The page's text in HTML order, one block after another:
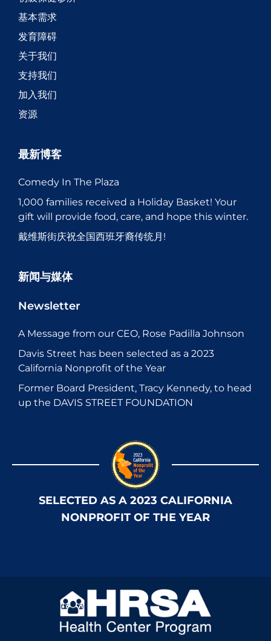
基本需求
发育障碍
关于我们
支持我们
加入我们
资源
最新博客
Comedy In The Plaza
1,000 families received a Holiday Basket! Your
gift will provide food, care, and hope this winter.
戴维斯街庆祝全国西班牙裔传统月!
新闻与媒体
Newsletter
A Message from our CEO, Rose Padilla Johnson
Davis Street has been selected as a 2023
California Nonprofit of the Year
Former Board President, Tracy Kennedy, to head
up the DAVIS STREET FOUNDATION
SELECTED AS A 2023 CALIFORNIA
NONPROFIT OF THE YEAR